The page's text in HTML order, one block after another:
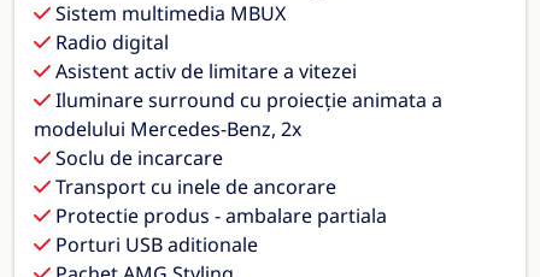
Sistem multimedia MBUX
Radio digital
Asistent activ de limitare a vitezei
Iluminare surround cu proiecție animata a
modelului Mercedes-Benz, 2x
Soclu de incarcare
Transport cu inele de ancorare
Protectie produs - ambalare partiala
Porturi USB aditionale